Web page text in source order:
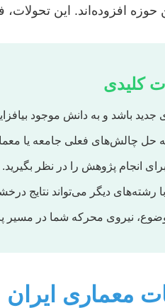
حوزه افزوده‌اند. این
کلیدی
جدید باشد و به دانش موجود
به حل چالش‌های فعلی جامعه یا
انجام پژوهش را در نظر بگیرید.
دیگر می‌تواند نتایج
نیروی محرکه شما در مسیر
معماری ایران